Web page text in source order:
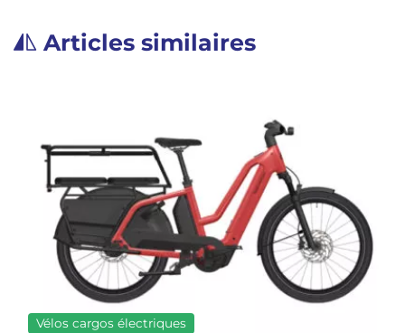
Articles similaires
Vélos cargos électriques